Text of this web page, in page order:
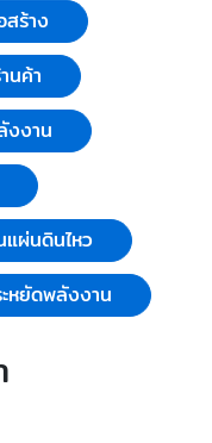
ร้าง
นค้า
งงาน
ผ่นดินไหว
หยัดพลังงาน